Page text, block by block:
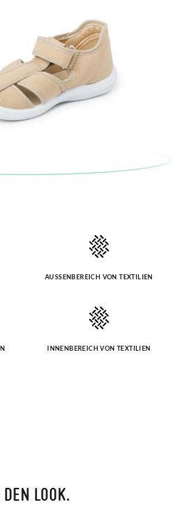
AUSSENBEREICH VON TEXTILIEN
INNENBEREICH VON TEXTILIEN
LOOK.